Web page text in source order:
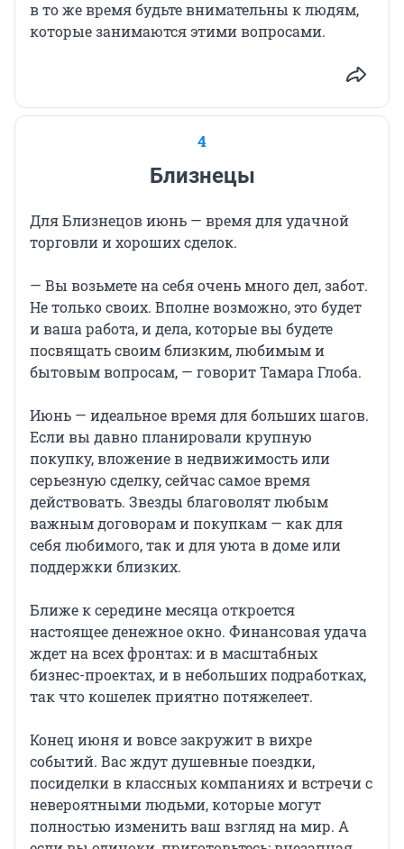
в то же время будьте внимательны к людям,
которые занимаются этими вопросами.
4
Близнецы
Для Близнецов июнь — время для удачной
торговли и хороших сделок.
— Вы возьмете на себя очень много дел, забот.
Не только своих. Вполне возможно, это будет
и ваша работа, и дела, которые вы будете
посвящать своим близким, любимым и
бытовым вопросам, — говорит Тамара Глоба.
Июнь — идеальное время для больших шагов.
Если вы давно планировали крупную
покупку, вложение в недвижимость или
серьезную сделку, сейчас самое время
действовать. Звезды благоволят любым
важным договорам и покупкам — как для
себя любимого, так и для уюта в доме или
поддержки близких.
Ближе к середине месяца откроется
настоящее денежное окно. Финансовая удача
ждет на всех фронтах: и в масштабных
бизнес-проектах, и в небольших подработках,
так что кошелек приятно потяжелеет.
Конец июня и вовсе закружит в вихре
событий. Вас ждут душевные поездки,
посиделки в классных компаниях и встречи с
невероятными людьми, которые могут
полностью изменить ваш взгляд на мир. А